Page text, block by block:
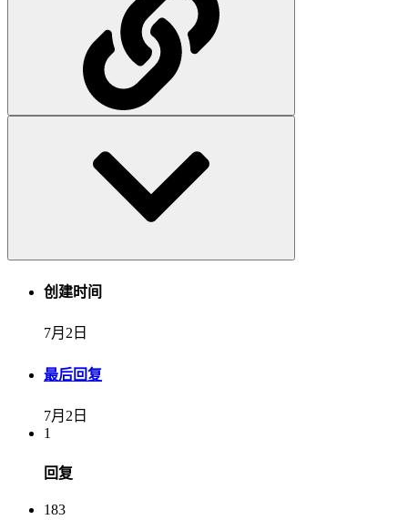
创建时间
7月2日
最后回复
7月2日
1
回复
183